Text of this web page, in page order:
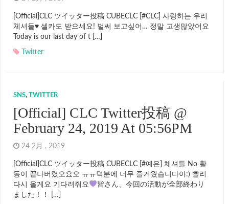
[Official]CLC ツイッター投稿 CUBECLC [#CLC] 사랑하는 우리
체셔들♥ 셀카도 받으세요! 벌써 보고싶어… 정말 고생많았어요
Today is our last day of t […]
Twitter
SNS, TWITTER
[Official] CLC Twitter投稿 @
February 24, 2019 At 05:56PM
24 2月 , 2019
[Official]CLC ツイッター投稿 CUBECLC [#예은] 체셔들 No 활
동이 끝나버렸오요오 ㅠㅠ덕분에 너무 즐거웠습니다아:) 빨리
다시 올게요 기다려줘요
皆さん、今回の活動が全部終わり
ました！！ […]